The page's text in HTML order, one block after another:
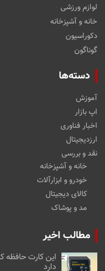
لوازم ورزشی
خانه و آشپزخانه
دکوراسیون
گوناگون
دسته‌ها
آموزش
اپ بازار
اخبار فناوری
ارزدیجیتال
نقد و بررسی
خانه و آشپزخانه
خودرو و ابزارآلات
کالای دیجیتال
مد و پوشاک
مطالب اخیر
دارد